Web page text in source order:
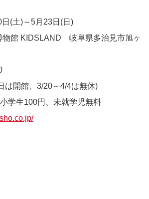
(土)～5月23日(日)
物館 KIDSLAND 岐阜県多治見市旭ヶ
は開館、3/20～4/4は無休)
学生100円、未就学児無料